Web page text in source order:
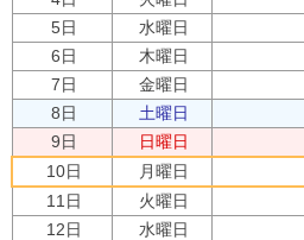
5日
水曜日
6日
木曜日
7日
金曜日
8日
土曜日
9日
日曜日
10日
月曜日
11日
火曜日
12日
水曜日